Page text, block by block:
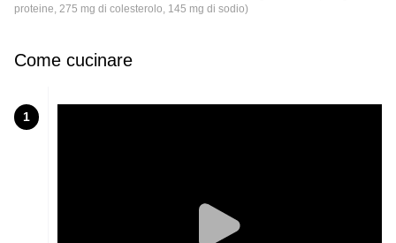
proteine, 275 mg di colesterolo, 145 mg di sodio)
Come cucinare
1